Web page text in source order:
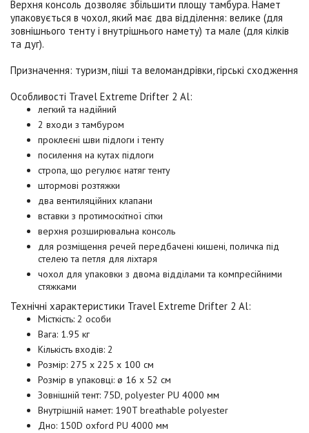
Верхня консоль дозволяє збільшити площу тамбура. Намет
упаковується в чохол, який має два відділення: велике (для
зовнішнього тенту і внутрішнього намету) та мале (для кілків
та дуг).
Призначення: туризм, піші та веломандрівки, гірські сходження
Особливості Travel Extreme Drifter 2 Al:
легкий та надійний
2 входи з тамбуром
проклеєні шви підлоги і тенту
посилення на кутах підлоги
стропа, що регулює натяг тенту
штормові розтяжки
два вентиляційних клапани
вставки з протимоскітної сітки
верхня розширювальна консоль
для розміщення речей передбачені кишені, поличка під
стелею та петля для ліхтаря
чохол для упаковки з двома відділами та компресійними
стяжками
Технічні характеристики Travel Extreme Drifter 2 Al:
Місткість: 2 особи
Вага: 1.95 кг
Кількість входів: 2
Розмір: 275 х 225 х 100 см
Розмір в упаковці: ø 16 х 52 см
Зовнішній тент: 75D, polyester PU 4000 мм
Внутрішній намет: 190T breathable polyester
Дно: 150D oxford PU 4000 мм